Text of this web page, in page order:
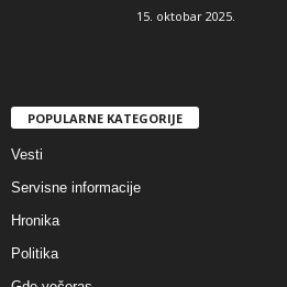
15. oktobar 2025.
POPULARNE KATEGORIJE
Vesti
Servisne informacije
Hronika
Politika